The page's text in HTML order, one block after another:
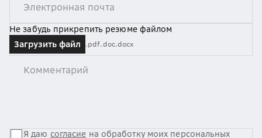
Не забудь прикрепить резюме файлом
Загрузить файл
.pdf.doc.docx
Я даю согласие на обработку моих персональных